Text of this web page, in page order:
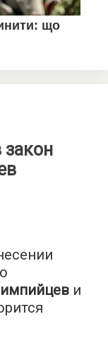
закон
и